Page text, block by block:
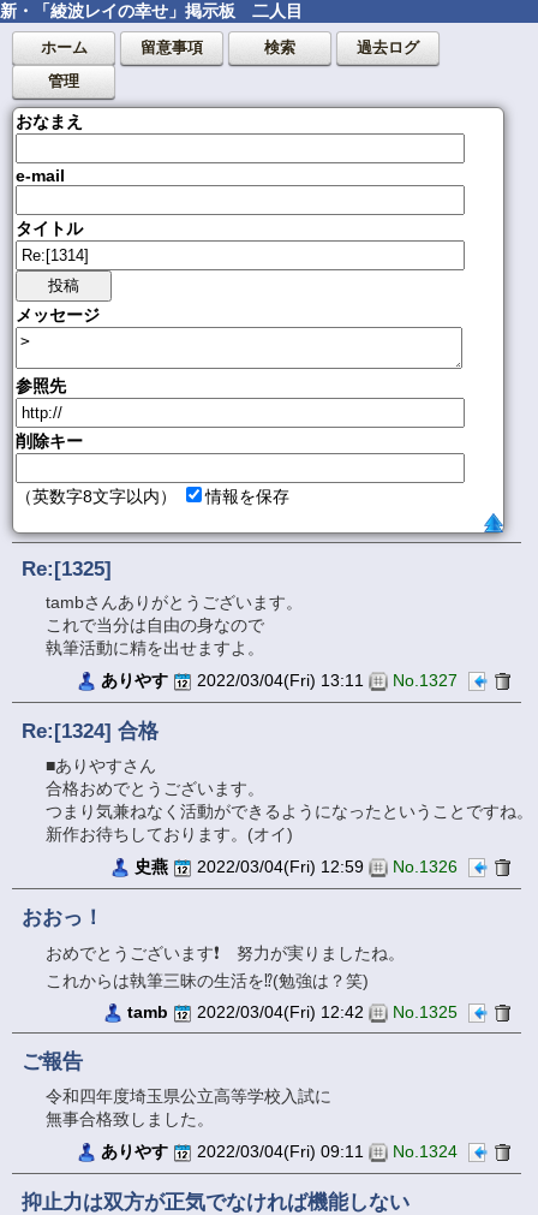
新・「綾波レイの幸せ」掲示板 二人目
ホーム 留意事項 検索
過去ログ
管理
おなまえ
e-mail
タイトル
メッセージ
参照先
削除キー
（英数字8文字以内） 情報を保存
Re:[1325]
tambさんありがとうございます。
これで当分は自由の身なので
執筆活動に精を出せますよ。
ありやす
2022/03/04(Fri) 13:11 No.1327
Re:[1324] 合格
■ありやすさん
合格おめでとうございます。
つまり気兼ねなく活動ができるようになったということですね。
新作お待ちしております。(オイ)
史燕
2022/03/04(Fri) 12:59 No.1326
おおっ！
おめでとうございます❗️ 努力が実りましたね。
これからは執筆三昧の生活を⁉️(勉強は？笑)
tamb
2022/03/04(Fri) 12:42 No.1325
ご報告
令和四年度埼玉県公立高等学校入試に
無事合格致しました。
ありやす
2022/03/04(Fri) 09:11 No.1324
抑止力は双方が正気でなければ機能しない